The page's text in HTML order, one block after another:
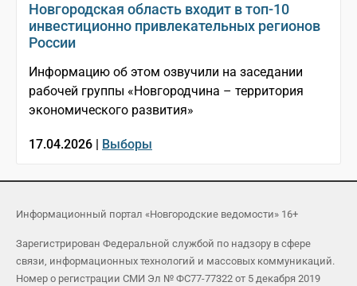
Новгородская область входит в топ-10
инвестиционно привлекательных регионов
России
Информацию об этом озвучили на заседании
рабочей группы «Новгородчина – территория
экономического развития»
17.04.2026 | Выборы
Информационный портал «Новгородские ведомости» 16+
Зарегистрирован Федеральной службой по надзору в сфере
связи, информационных технологий и массовых коммуникаций.
Номер о регистрации СМИ Эл № ФС77-77322 от 5 декабря 2019